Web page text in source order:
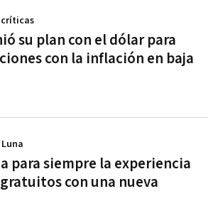
su plan con el dólar para
con la inflación en baja
críticas
para siempre la experiencia
con una nueva